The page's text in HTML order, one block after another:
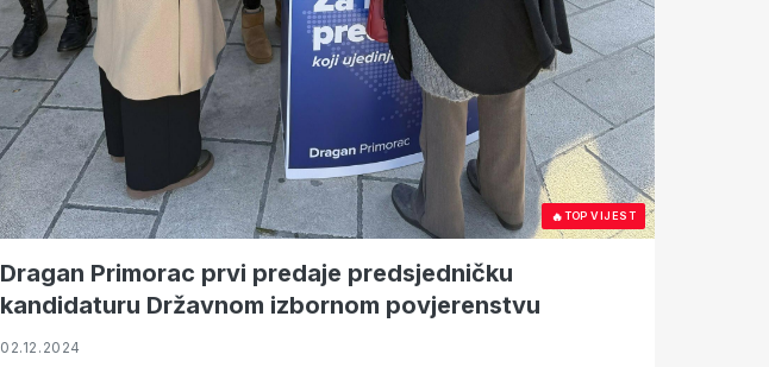
🔥TOP VIJEST
Dragan Primorac prvi predaje predsjedničku
kandidaturu Državnom izbornom povjerenstvu
02.12.2024